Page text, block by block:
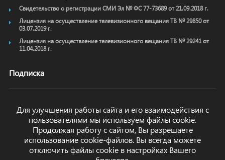
Свидетельство о регистрации СМИ Эл № ФС 77-73689 от 21.09.2018 г.
Лицензия на осуществление телевизионного вещания ТВ № 29850 от
03.07.2019 г.
Лицензия на осуществление телевизионного вещания ТВ № 29241 от
11.04.2018 г.
Подписка
ОТПРАВИТЬ
Для улучшения работы сайта и его взаимодействия с
пользователями мы используем файлы cookie.
Продолжая работу с сайтом, Вы разрешаете
использование cookie-файлов. Вы всегда можете
отключить файлы cookie в настройках Вашего